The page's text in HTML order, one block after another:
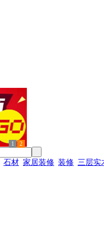
1 2
石材 家居装修 装修 三层实